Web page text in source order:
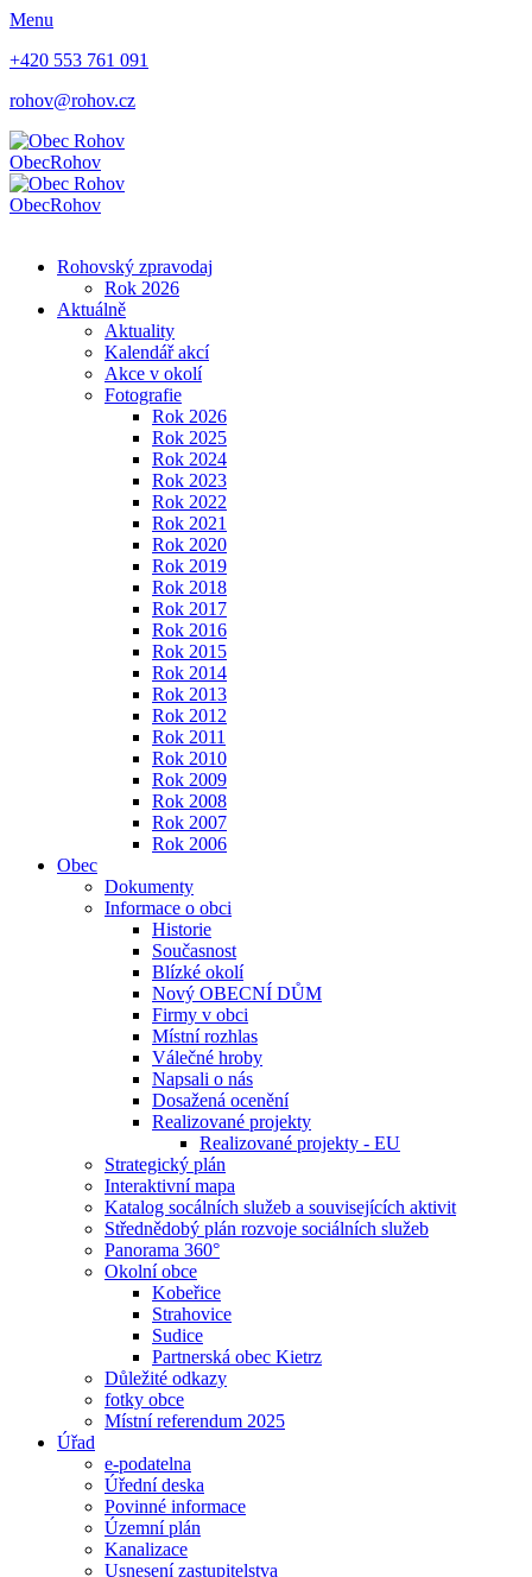
Menu
+420 553 761 091
rohov@rohov.cz
ObecRohov
ObecRohov
Rohovský zpravodaj
Rok 2026
Aktuálně
Aktuality
Kalendář akcí
Akce v okolí
Fotografie
Rok 2026
Rok 2025
Rok 2024
Rok 2023
Rok 2022
Rok 2021
Rok 2020
Rok 2019
Rok 2018
Rok 2017
Rok 2016
Rok 2015
Rok 2014
Rok 2013
Rok 2012
Rok 2011
Rok 2010
Rok 2009
Rok 2008
Rok 2007
Rok 2006
Obec
Dokumenty
Informace o obci
Historie
Současnost
Blízké okolí
Nový OBECNÍ DŮM
Firmy v obci
Místní rozhlas
Válečné hroby
Napsali o nás
Dosažená ocenění
Realizované projekty
Realizované projekty - EU
Strategický plán
Interaktivní mapa
Katalog socálních služeb a souvisejících aktivit
Střednědobý plán rozvoje sociálních služeb
Panorama 360°
Okolní obce
Kobeřice
Strahovice
Sudice
Partnerská obec Kietrz
Důležité odkazy
fotky obce
Místní referendum 2025
Úřad
e-podatelna
Úřední deska
Povinné informace
Územní plán
Kanalizace
Usnesení zastupitelstva